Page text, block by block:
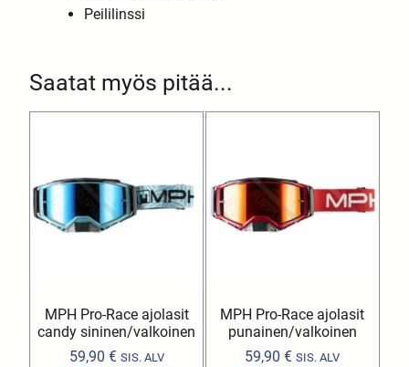
Saatat myös pitää...
MPH Pro-Race ajolasit
candy sininen/valkoinen
59,90 € SIS. ALV
MPH Pro-Race ajolasit
punainen/valkoinen
59,90€ SIS. ALV
Peililinssi